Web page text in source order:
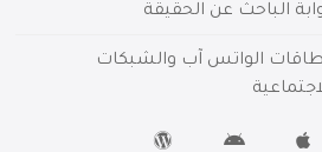
الباحث عن الحقيقة
الواتس آب والشبكات